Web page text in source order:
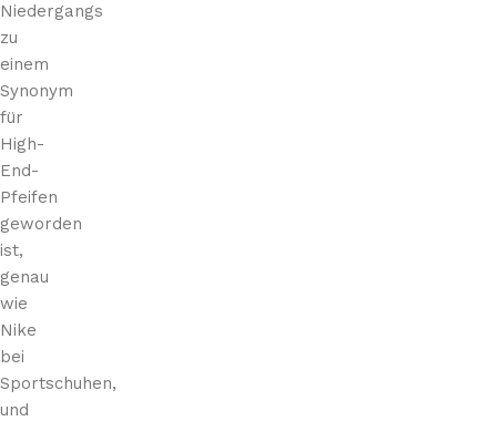
Niedergangs
zu
einem
Synonym
für
High-
End-
Pfeifen
geworden
ist,
genau
wie
Nike
bei
Sportschuhen,
und